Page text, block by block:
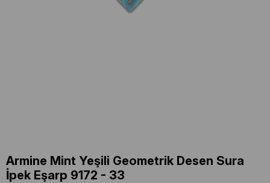
Armine Mint Yeşili Geometrik Desen Sura
İpek Eşarp 9172 - 33